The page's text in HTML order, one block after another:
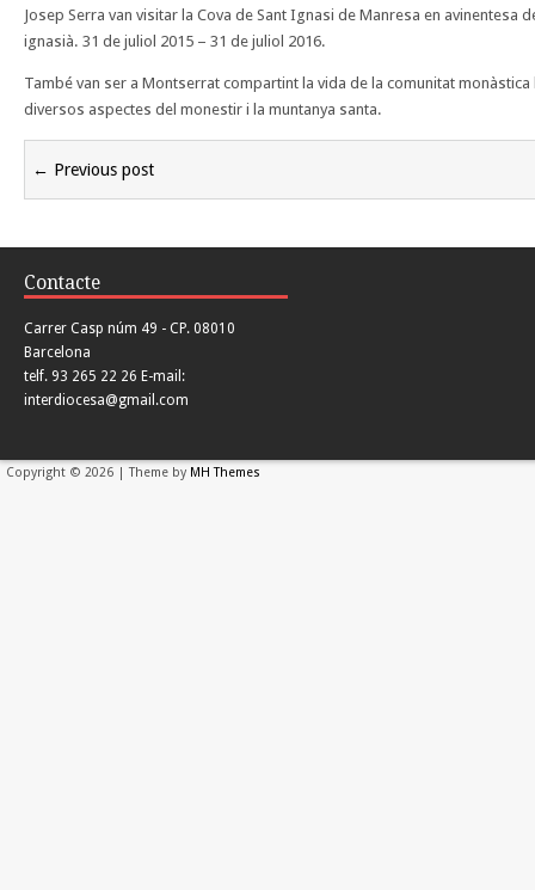
Josep Serra van visitar la Cova de Sant Ignasi de Manresa en avinentesa
ignasià. 31 de juliol 2015 – 31 de juliol 2016.
També van ser a Montserrat compartint la vida de la comunitat
diversos aspectes del monestir i la muntanya santa.
← Previous post
Contacte
Carrer Casp núm 49 - CP. 08010
Barcelona
telf. 93 265 22 26 E-mail:
interdiocesa@gmail.com
Copyright © 2026 | Theme by MH Themes